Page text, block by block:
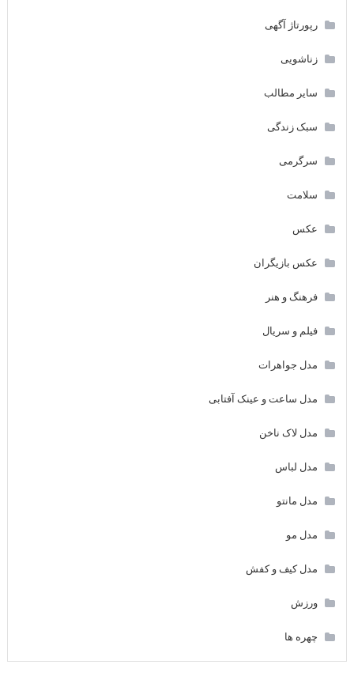
رپورتاژ آگهی
زناشویی
سایر مطالب
سبک زندگی
سرگرمی
سلامت
عکس
عکس بازیگران
فرهنگ و هنر
فیلم و سریال
مدل جواهرات
مدل ساعت و عینک آفتابی
مدل لاک ناخن
مدل لباس
مدل مانتو
مدل مو
مدل کیف و کفش
ورزش
چهره ها